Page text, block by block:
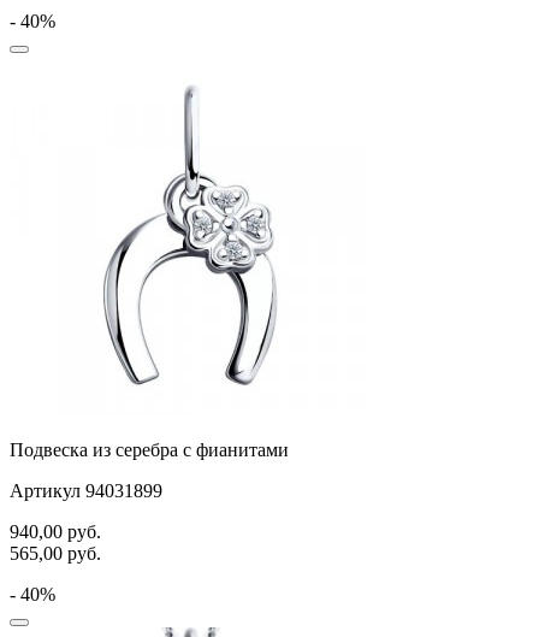
- 40%
Подвеска из серебра с фианитами
Артикул 94031899
940,00 руб.
565,00 руб.
- 40%